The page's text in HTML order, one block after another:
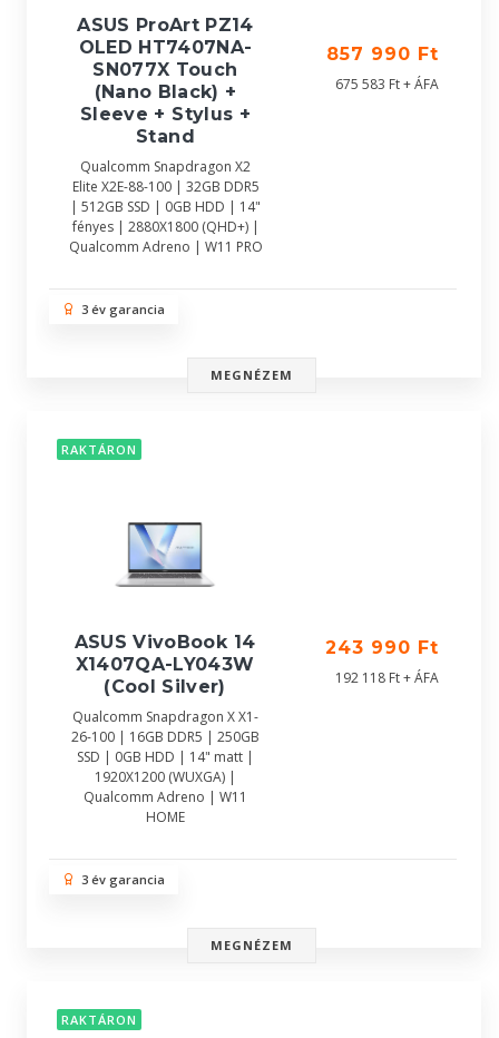
ASUS ProArt PZ14
OLED HT7407NA-
SN077X Touch
(Nano Black) +
Sleeve + Stylus +
Stand
Qualcomm Snapdragon X2
Elite X2E-88-100 | 32GB DDR5
| 512GB SSD | 0GB HDD | 14"
fényes | 2880X1800 (QHD+) |
Qualcomm Adreno | W11 PRO
857 990 Ft
675 583 Ft + ÁFA
3 év garancia
MEGNÉZEM
RAKTÁRON
ASUS VivoBook 14
X1407QA-LY043W
(Cool Silver)
Qualcomm Snapdragon X X1-
26-100 | 16GB DDR5 | 250GB
SSD | 0GB HDD | 14" matt |
1920X1200 (WUXGA) |
Qualcomm Adreno | W11
HOME
243 990 Ft
192 118 Ft + ÁFA
3 év garancia
MEGNÉZEM
RAKTÁRON